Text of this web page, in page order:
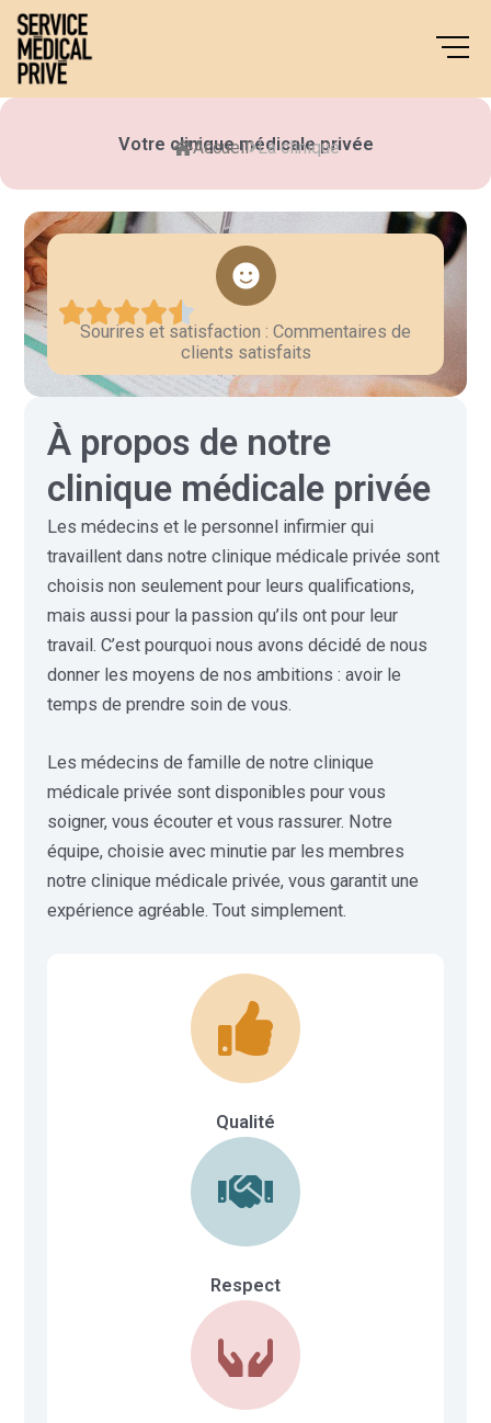
Aller
contenu
Votre clinique médicale privée
Accueil La clinique
Sourires et satisfaction : Commentaires de
clients satisfaits
À propos de notre
clinique médicale privée
Les médecins et le personnel infirmier qui
travaillent dans notre clinique médicale privée sont
choisis non seulement pour leurs qualifications,
mais aussi pour la passion qu’ils ont pour leur
travail. C’est pourquoi nous avons décidé de nous
donner les moyens de nos ambitions : avoir le
temps de prendre soin de vous.
Les médecins de famille de notre clinique
médicale privée sont disponibles pour vous
soigner, vous écouter et vous rassurer. Notre
équipe, choisie avec minutie par les membres
notre clinique médicale privée, vous garantit une
expérience agréable. Tout simplement.
Qualité
Respect